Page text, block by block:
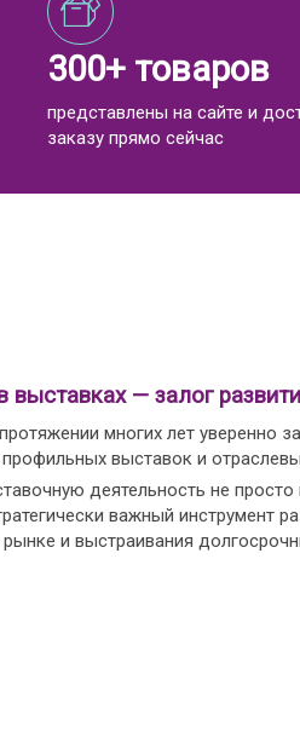
300+ товаров
представлены на сайте и
заказу прямо сейчас
выставках — залог
многих лет уверенно
выставок и
деятельность не просто
важный инструмент
и выстраивания